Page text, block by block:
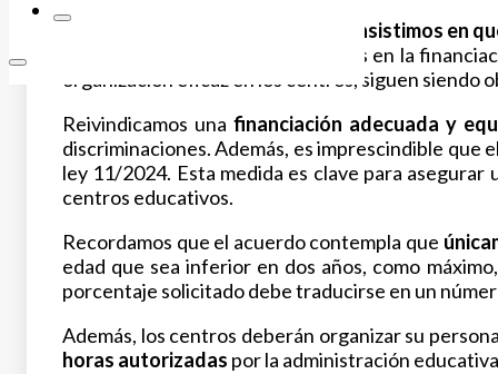
insistimos en
colectivo. La ausencia de garantías en la
organización eficaz en los centros, siguen siendo
Reivindicamos unafinanciación adecuada y
discriminaciones. Además, es imprescindible que
ley 11/2024. Esta medida es clave para
centros educativos.
Recordamos que el acuerdo contempla que
edad que sea inferior en dos años, como
porcentaje solicitado debe traducirse en un
Además, los centros deberán organizar su
horas autorizadas por la administración